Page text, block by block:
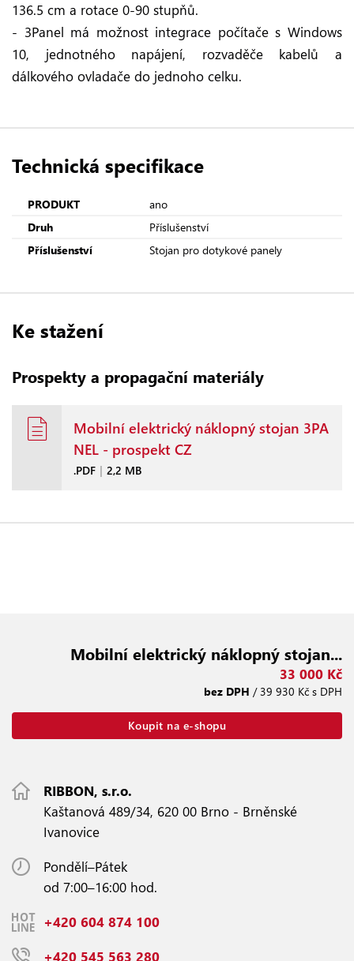
136.5 cm a rotace 0-90 stupňů.
- 3Panel má možnost integrace počítače s Windows
10, jednotného napájení, rozvaděče kabelů a
dálkového ovladače do jednoho celku.
Technická specifikace
PRODUKT
ano
Druh
Příslušenství
Příslušenství
Stojan pro dotykové panely
Ke stažení
Prospekty a propagační materiály
Mobilní elektrický náklopný stojan 3PA
NEL - prospekt CZ
.PDF | 2,2 MB
Mobilní elektrický náklopný stojan...
33 000 Kč
bez DPH / 39 930 Kč s DPH
Koupit na e-shopu
RIBBON, s.r.o.
Kaštanová 489/34, 620 00 Brno - Brněnské
Ivanovice
Pondělí–Pátek
od 7:00–16:00 hod.
+420 604 874 100
+420 545 563 280